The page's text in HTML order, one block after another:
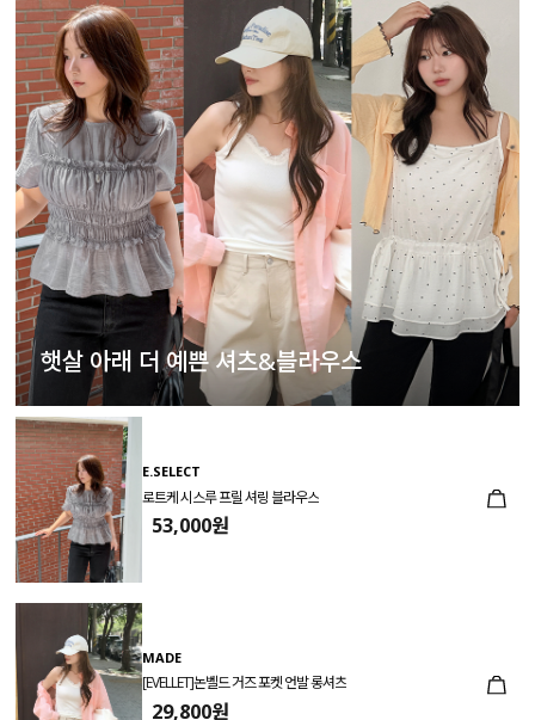
햇살 아래 더 예쁜 셔츠&블라우스
E.SELECT
로트케 시스루 프릴 셔링 블라우스
53,000원
MADE
[EVELLET]논벨드 거즈 포켓 언발 롱셔츠
29,800원